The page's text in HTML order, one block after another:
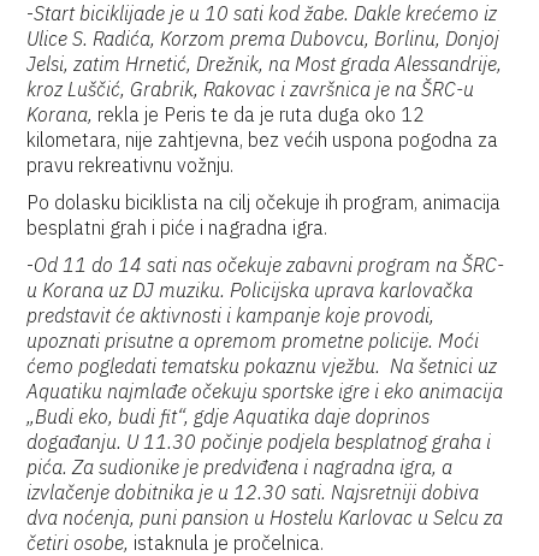
-Start biciklijade je u 10 sati kod žabe. Dakle krećemo iz
Ulice S. Radića, Korzom prema Dubovcu, Borlinu, Donjoj
Jelsi, zatim Hrnetić, Drežnik, na Most grada Alessandrije,
kroz Luščić, Grabrik, Rakovac i završnica je na ŠRC-u
Korana, rekla je Peris te da je ruta duga oko 12
kilometara, nije zahtjevna, bez većih uspona pogodna za
pravu rekreativnu vožnju.
Po dolasku biciklista na cilj očekuje ih program, animacija
besplatni grah i piće i nagradna igra.
-Od 11 do 14 sati nas očekuje zabavni program na ŠRC-
u Korana uz DJ muziku. Policijska uprava karlovačka
predstavit će aktivnosti i kampanje koje provodi,
upoznati prisutne a opremom prometne policije. Moći
ćemo pogledati tematsku pokaznu vježbu. Na šetnici uz
Aquatiku najmlađe očekuju sportske igre i eko animacija
„Budi eko, budi fit“, gdje Aquatika daje doprinos
događanju. U 11.30 počinje podjela besplatnog graha i
pića. Za sudionike je predviđena i nagradna igra, a
izvlačenje dobitnika je u 12.30 sati. Najsretniji dobiva
dva noćenja, puni pansion u Hostelu Karlovac u Selcu za
četiri osobe, istaknula je pročelnica.